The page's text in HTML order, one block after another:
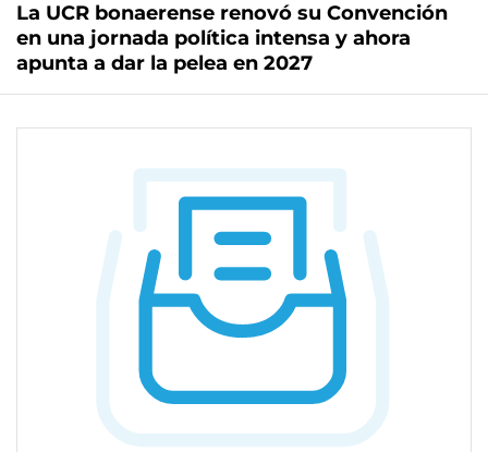
La UCR bonaerense renovó su Convención
en una jornada política intensa y ahora
apunta a dar la pelea en 2027